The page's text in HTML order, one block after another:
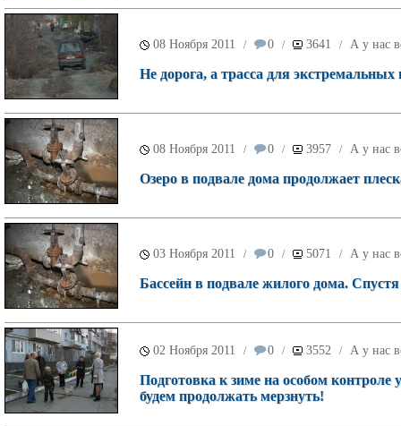
08 Ноября 2011 / 0 / 3641 / А у нас
Не дорога, а трасса для
08 Ноября 2011 / 0 / 3957 / А у нас
Озеро в подвале дома продолжает
03 Ноября 2011 / 0 / 5071 / А у нас
Бассейн в подвале жилого дома.
02 Ноября 2011 / 0 / 3552 / А у нас
Подготовка к зиме на особом
будем продолжать мерзнуть!